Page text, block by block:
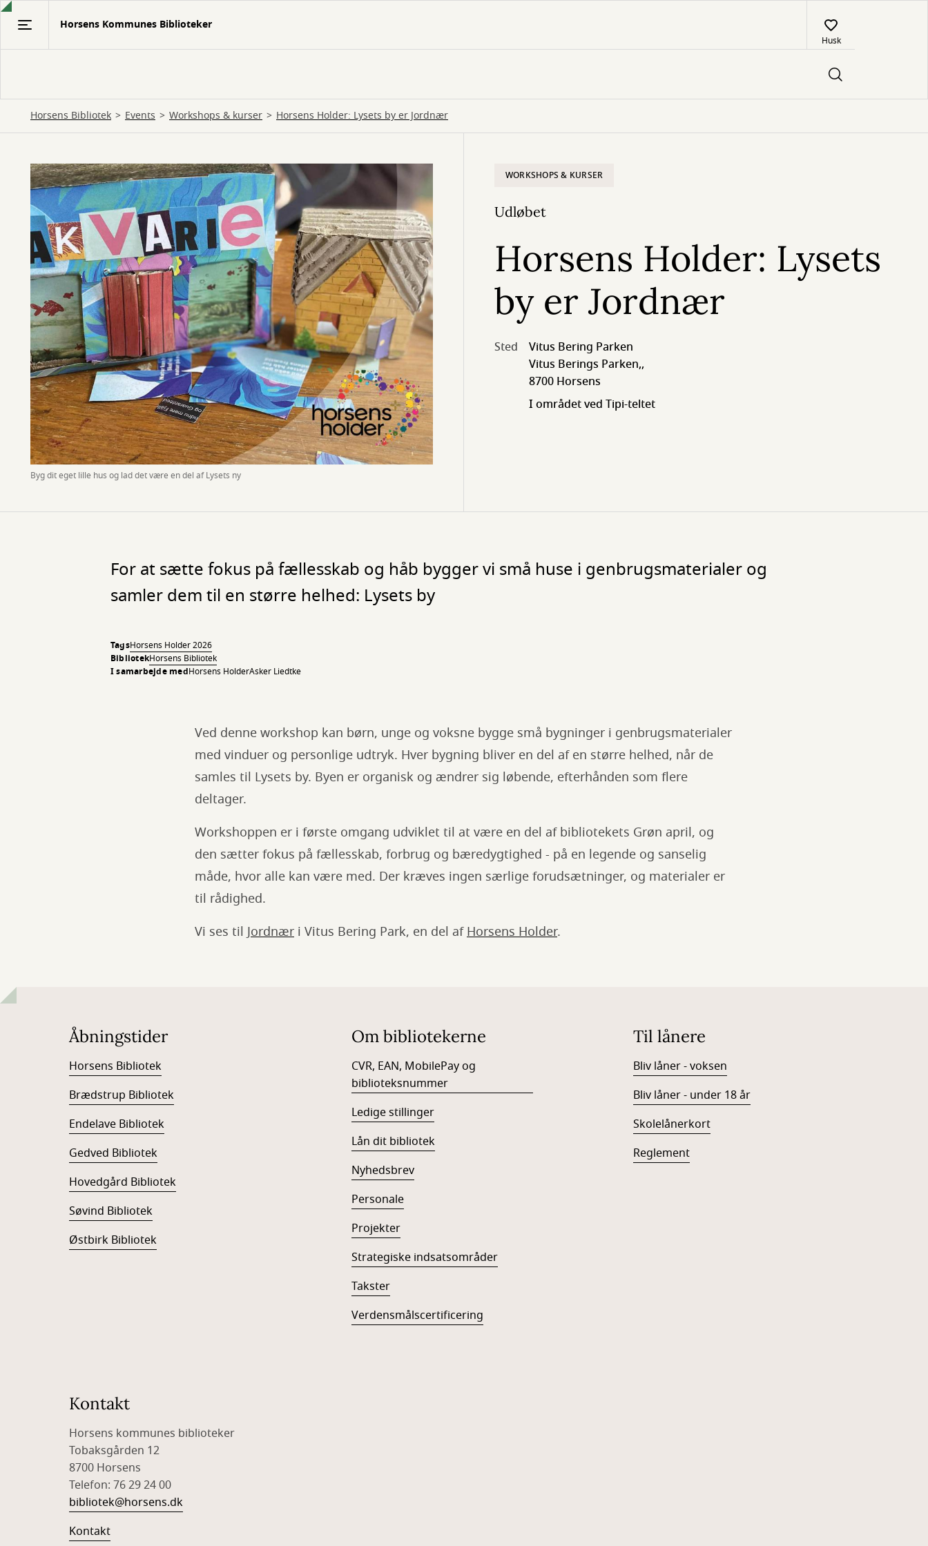
Gå
Horsens Kommunes Biblioteker
Husk
Horsens Bibliotek Events Workshops & kurser Horsens Holder: Lysets by er Jordnær
Byg dit eget lille hus og lad det være en del af Lysets ny
WORKSHOPS & KURSER
Udløbet
Horsens Holder: Lysets
by er Jordnær
Sted
Vitus Bering Parken
Vitus Berings Parken,,
8700 Horsens
I området ved Tipi-teltet
For at sætte fokus på fællesskab og håb bygger vi små huse i genbrugsmaterialer og
samler dem til en større helhed: Lysets by
TagsHorsens Holder 2026
BibliotekHorsens Bibliotek
I samarbejde medHorsens HolderAsker Liedtke
Ved denne workshop kan børn, unge og voksne bygge små bygninger i genbrugsmaterialer
med vinduer og personlige udtryk. Hver bygning bliver en del af en større helhed, når de
samles til Lysets by. Byen er organisk og ændrer sig løbende, efterhånden som flere
deltager.
Workshoppen er i første omgang udviklet til at være en del af bibliotekets Grøn april, og
den sætter fokus på fællesskab, forbrug og bæredygtighed - på en legende og sanselig
måde, hvor alle kan være med. Der kræves ingen særlige forudsætninger, og materialer er
til rådighed.
Vi ses til Jordnær i Vitus Bering Park, en del afHorsens Holder.
Åbningstider
Horsens Bibliotek
Brædstrup Bibliotek
Endelave Bibliotek
Gedved Bibliotek
Hovedgård Bibliotek
Søvind Bibliotek
Østbirk Bibliotek
Om bibliotekerne
CVR, EAN, MobilePay og
biblioteksnummer
Ledige stillinger
Lån dit bibliotek
Nyhedsbrev
Personale
Projekter
Strategiske indsatsområder
Takster
Verdensmålscertificering
Til lånere
Bliv låner - voksen
Bliv låner - under 18 år
Skolelånerkort
Reglement
Kontakt
Horsens kommunes biblioteker
Tobaksgården 12
8700 Horsens
Telefon: 76 29 24 00
bibliotek@horsens.dk
Kontakt